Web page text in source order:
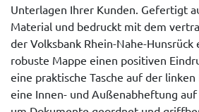
Unterlagen Ihrer Kunden. Gefertigt
Material und bedruckt mit dem
der Volksbank Rhein-Nahe-
robuste Mappe einen positiven
eine praktische Tasche auf der
eine Innen- und Außenabheftung auf